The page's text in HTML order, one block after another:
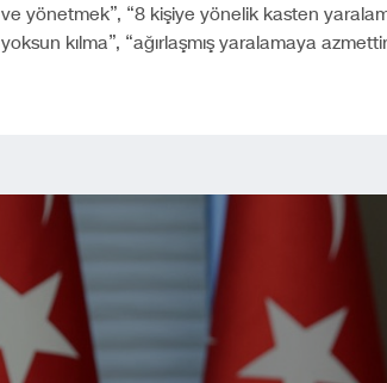
ve yönetmek”, “8 kişiye yönelik kasten
yoksun kılma”, “ağırlaşmış yaralamaya